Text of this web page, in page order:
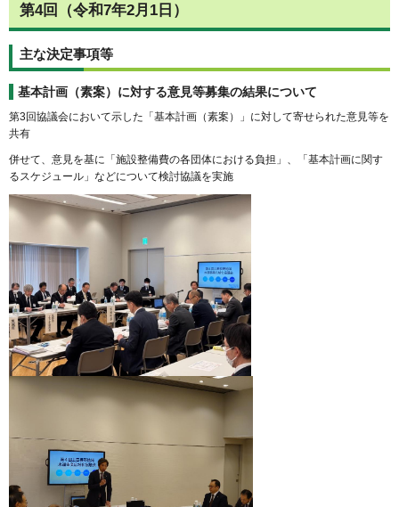
第4回（令和7年2月1日）
主な決定事項等
基本計画（素案）に対する意見等募集の結果について
第3回協議会において示した「基本計画（素案）」に対して寄せられた意見等を
共有
併せて、意見を基に「施設整備費の各団体における負担」、「基本計画に関す
るスケジュール」などについて検討協議を実施